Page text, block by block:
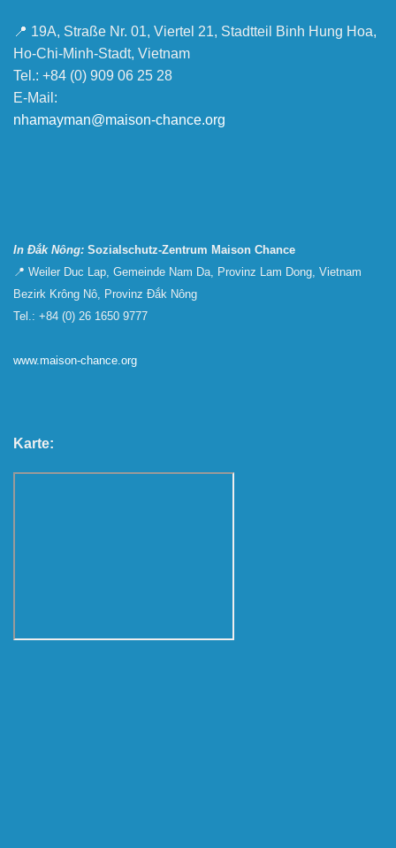
📍 19A, Straße Nr. 01, Viertel 21, Stadtteil Binh Hung Hoa,
Ho-Chi-Minh-Stadt, Vietnam
Tel.: +84 (0) 909 06 25 28
E-Mail:
nhamayman@maison-chance.org
In Đắk Nông: Sozialschutz-Zentrum Maison Chance
📍 Weiler Duc Lap, Gemeinde Nam Da, Provinz Lam Dong, Vietnam
Bezirk Krông Nô, Provinz Đắk Nông
Tel.: +84 (0) 26 1650 9777
www.maison-chance.org
Karte: